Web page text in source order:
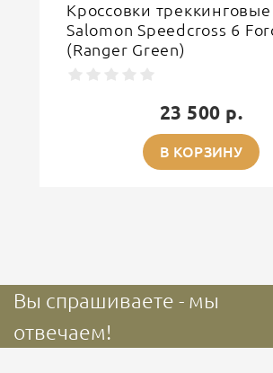
Кроссовки треккинговые
Salomon Speedcross 6
(Ranger Green)
23 500 р.
В КОРЗИНУ
Вы спрашиваете - мы
отвечаем!